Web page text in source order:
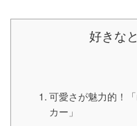
好きな
可愛さが魅力的！
カー」